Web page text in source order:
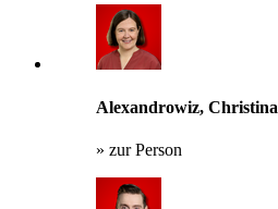
Alexandrowiz, Christina
» zur Person